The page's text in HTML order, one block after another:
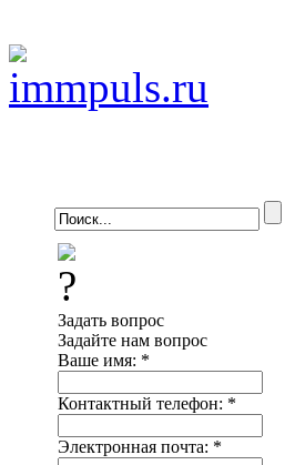
Задать вопрос
Задайте нам вопрос
Ваше имя: *
Контактный телефон: *
Электронная почта: *